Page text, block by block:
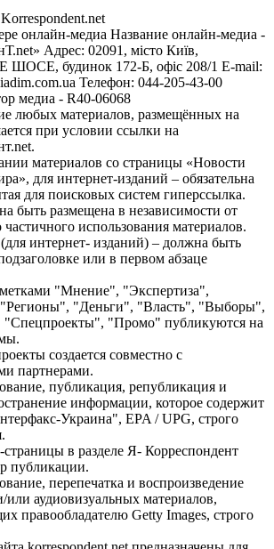
онлайн-медиа Название онлайн-медиа -
Адрес: 02091, місто Київ,
будинок 172-Б, офіс 208/1 E-mail:
Телефон: 044-205-43-00
медиа - R40-06068
любых материалов, размещённых на
при условии ссылки на
материалов со страницы «Новости
для интернет-изданий – обязательна
для поисковых систем гиперссылка.
быть размещена в независимости от
использования материалов.
интернет- изданий) – должна быть
или в первом абзаце
"Мнение", "Экспертиза",
"Регионы", "Деньги", "Власть", "Выборы",
"Спецпроекты", "Промо" публикуются на
создается совместно с
партнерами.
публикация, републикация и
информации, которое содержит
Украина", EPA / UPG, строго
страницы в разделе Я- Корреспондент
публикации.
перепечатка и воспроизведение
или аудиовизуальных материалов,
правообладателю Getty Images, строго